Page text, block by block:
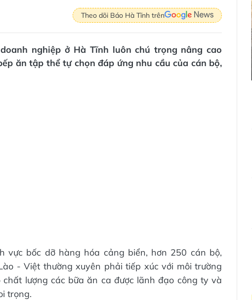
Theo dõi Báo Hà Tĩnh trên
nghiệp ở Hà Tĩnh luôn chú trọng nâng cao
ăn tập thể tự chọn đáp ứng nhu cầu của cán bộ,
vực bốc dỡ hàng hóa cảng biển, hơn 250 cán bộ,
- Việt thường xuyên phải tiếp xúc với môi trường
lượng các bữa ăn ca được lãnh đạo công ty và
trọng.